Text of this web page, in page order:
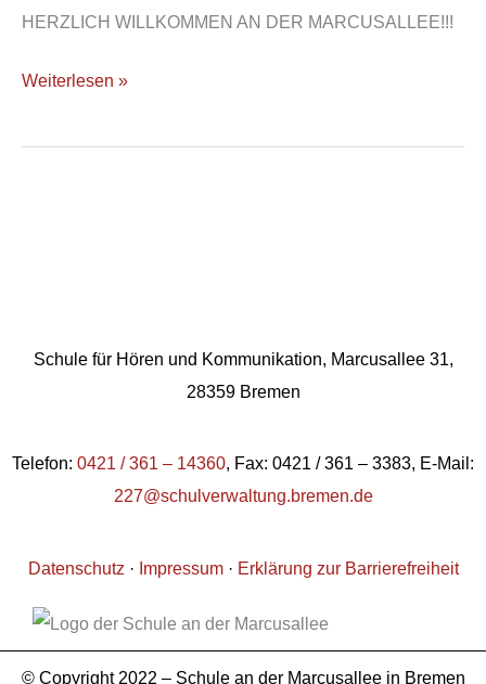
HERZLICH WILLKOMMEN AN DER MARCUSALLEE!!!
Weiterlesen »
Schule für Hören und Kommunikation, Marcusallee 31,
28359 Bremen
Telefon: 0421 / 361 – 14360, Fax: 0421 / 361 – 3383, E-Mail:
227@schulverwaltung.bremen.de
Datenschutz · Impressum· Erklärung zur Barrierefreiheit
© Copyright 2022 – Schule an der Marcusallee in Bremen